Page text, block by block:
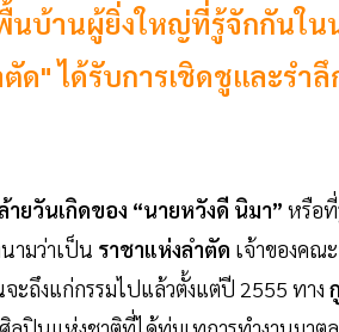
นบ้านผู้ยิ่งใหญ่ที่รู้จักกันใน
" ได้รับการเชิดชูและรำ
ายวันเกิดของ “นายหวังดี นิมา” หรือ
ามว่าเป็น ราชาแห่งลำตัด เจ้าของคณ
ถึงแก่กรรมไปแล้วตั้งแต่ปี 2555 ทาง